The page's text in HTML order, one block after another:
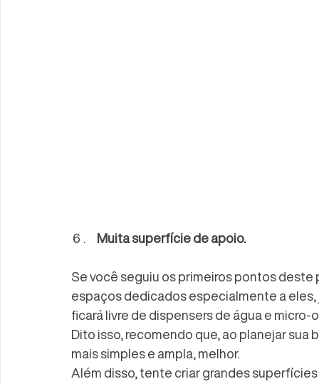
Muita superfície de apoio.
Se você seguiu os primeiros pontos
espaços dedicados especialmente a
ficará livre de dispensers de água e micro-
Dito isso, recomendo que, ao planejar
mais simples e ampla, melhor.
Além disso, tente criar grandes